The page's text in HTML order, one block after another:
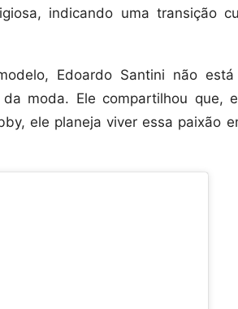
indicando uma transição
Edoardo Santini não está
moda. Ele compartilhou que,
ele planeja viver essa paixão